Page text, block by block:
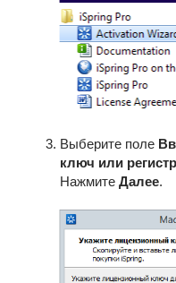
Выберите поле
ключ или
Нажмите Далее.